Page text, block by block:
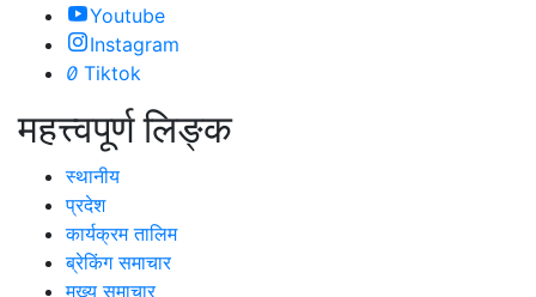
Youtube
Instagram
Tiktok
महत्त्वपूर्ण लिङ्क
स्थानीय
प्रदेश
कार्यक्रम तालिम
ब्रेकिंग समाचार
मुख्य समाचार